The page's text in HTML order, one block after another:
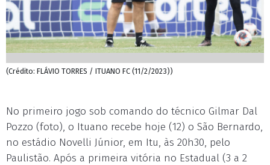
(Crédito: FLÁVIO TORRES / ITUANO FC (11/2/2023))
No primeiro jogo sob comando do técnico Gilmar Dal
Pozzo (foto), o Ituano recebe hoje (12) o São Bernardo,
no estádio Novelli Júnior, em Itu, às 20h30, pelo
Paulistão. Após a primeira vitória no Estadual (3 a 2